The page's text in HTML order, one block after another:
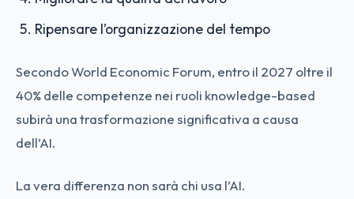
Ripensare l’organizzazione del tempo
Secondo World Economic Forum, entro il 2027 oltre il
40% delle competenze nei ruoli knowledge-based
subirà una trasformazione significativa a causa
dell’AI.
La vera differenza non sarà chi usa l’AI.